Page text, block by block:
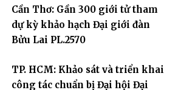
Cần Thơ: Gần 300 giới tử tham
dự kỳ khảo hạch Đại giới đàn
Bửu Lai PL.2570
TP. HCM: Khảo sát và triển khai
công tác chuẩn bị Đại hội Đại